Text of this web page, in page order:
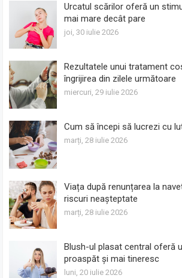
Urcatul scărilor oferă un
mai mare decât pare
joi, 30 iulie 2026
Rezultatele unui tratament
îngrijirea din zilele următoare
miercuri, 29 iulie 2026
Cum să începi să lucrezi cu
marți, 28 iulie 2026
Viața după renunțarea la
riscuri neașteptate
marți, 28 iulie 2026
Blush-ul plasat central oferă
proaspăt și mai tineresc
luni, 20 iulie 2026